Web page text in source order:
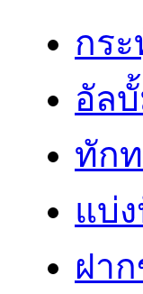
กร
อัล
ทัก
แบ่
ฝา